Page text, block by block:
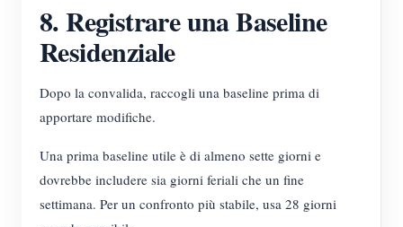
8. Registrare una Baseline
Residenziale
Dopo la convalida, raccogli una baseline prima di
apportare modifiche.
Una prima baseline utile è di almeno sette giorni e
dovrebbe includere sia giorni feriali che un fine
settimana. Per un confronto più stabile, usa 28 giorni